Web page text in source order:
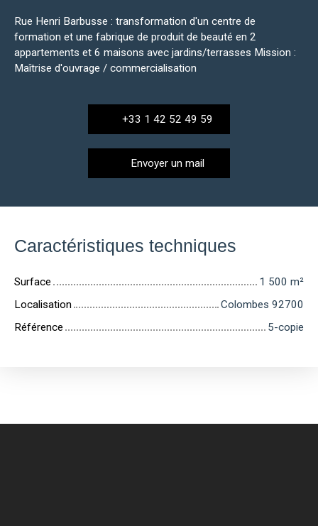
Rue Henri Barbusse : transformation d'un centre de
formation et une fabrique de produit de beauté en 2
appartements et 6 maisons avec jardins/terrasses Mission :
Maîtrise d'ouvrage / commercialisation
+33 1 42 52 49 59
Envoyer un mail
Caractéristiques techniques
Surface 1 500 m²
Localisation
Colombes 92700
Référence
5-copie